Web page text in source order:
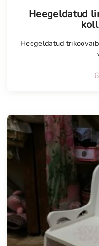
Heegeldatud
Heegeldatud